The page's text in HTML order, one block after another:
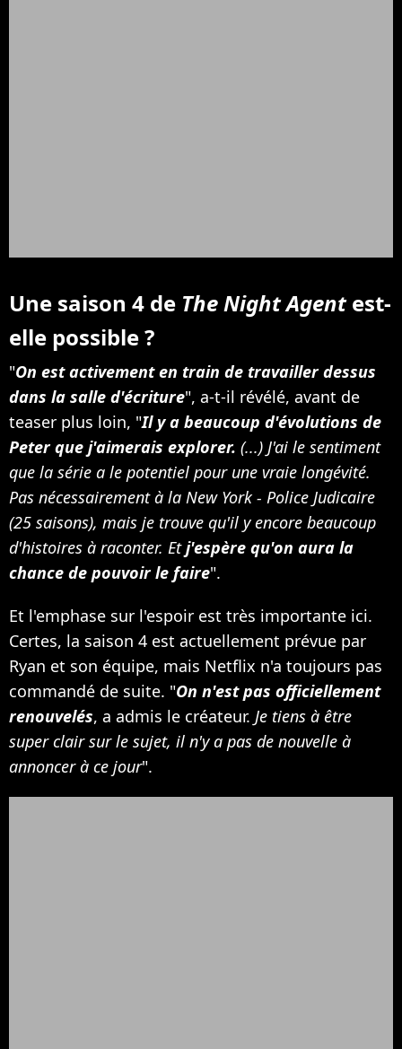
Une saison 4 de The Night Agentest-
elle possible ?
"On est activement en train de travailler dessus
dans la salle d'écriture", a-t-il révélé, avant de
teaser plus loin, "Il y a beaucoup d'évolutions de
Peter que j'aimerais explorer. (...) J'ai le sentiment
que la série a le potentiel pour une vraie longévité.
Pas nécessairement à la New York - Police Judicaire
(25 saisons), mais je trouve qu'il y encore beaucoup
d'histoires à raconter. Etj'espère qu'on aura la
chance de pouvoir le faire".
Et l'emphase sur l'espoir est très importante ici.
Certes, la saison 4 est actuellement prévue par
Ryan et son équipe, mais Netflix n'a toujours pas
commandé de suite. "On n'est pas officiellement
renouvelés, a admis le créateur. Je tiens à être
super clair sur le sujet, il n'y a pas de nouvelle à
annoncer à ce jour".